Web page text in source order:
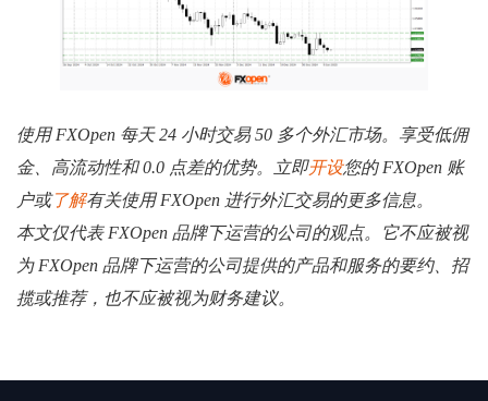
使用 FXOpen 每天 24 小时交易 50 多个外汇市场。享受低佣
金、高流动性和 0.0 点差的优势。立即开设您的 FXOpen 账
户或了解有关使用 FXOpen 进行外汇交易的更多信息。
本文仅代表 FXOpen 品牌下运营的公司的观点。它不应被视
为 FXOpen 品牌下运营的公司提供的产品和服务的要约、招
揽或推荐，也不应被视为财务建议。